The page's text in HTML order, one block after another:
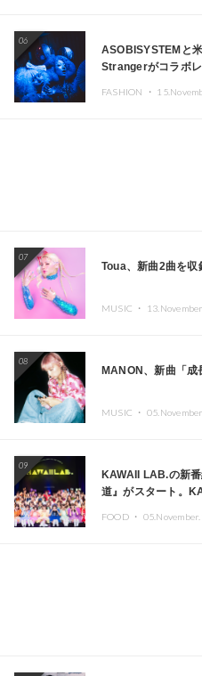
06
ASOBISYSTEMと
Strangerがコラボ
FASHION ・
07
Toua、新曲2曲を収
MUSIC ・
08
MANON、新曲「成
MUSIC ・
09
KAWAII LAB.の新
道』がスタート。
FOOD ・